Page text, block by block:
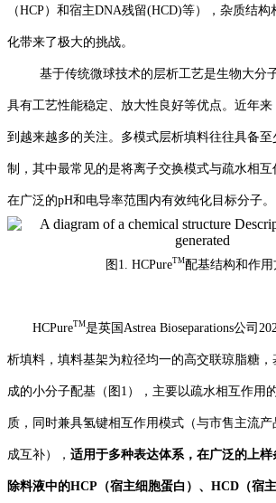
（HCP）和宿主DNA残留(HCD)等） ，杂质结构
化带来了极大的挑战。
基于传统微球技术的层析工艺是生物大分
具有工艺性能稳定、放大性良好等优点。近年来
到越来越多的关注。多模式层析填料往往具备
制，其中最常见的是将离子交换模式与疏水相
在广泛的pH和电导率范围内有效纯化目标分子。
图1. HCPureTM配基结构和作用
HCPureTM是英国 Astrea Bioseparations公司
析填料， 填料基架为粒径均一的高交联琼脂糖
成的小分子配基 （图1） ，主要以疏水相互作用
质，同时兼具氢键相互作用模式 （与市售主流
成互补） ， 适用于多种表达体系，在广泛的上样
除料液中的HCP（宿主细胞蛋白）、HCD（宿